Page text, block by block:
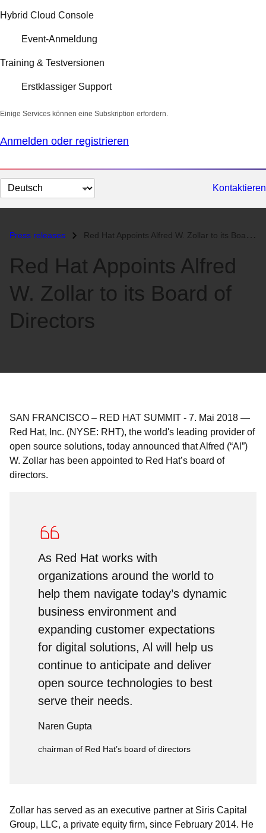
Hybrid Cloud Console
Event-Anmeldung
Training & Testversionen
Erstklassiger Support
Einige Services können eine Subskription erfordern.
Anmelden oder registrieren
Sprache
auswählen
Kontaktieren
Press releases Red Hat Appoints Alfred W. Zollar to its Board of Directors...
Red Hat Appoints Alfred
W. Zollar to its Board of
Directors
SAN FRANCISCO – RED HAT SUMMIT - 7. Mai 2018 —
Red Hat, Inc. (NYSE: RHT), the world's leading provider of
open source solutions, today announced that Alfred (“Al”)
W. Zollar has been appointed to Red Hat’s board of
directors.
As Red Hat works with
organizations around the world to
help them navigate today’s dynamic
business environment and
expanding customer expectations
for digital solutions, Al will help us
continue to anticipate and deliver
open source technologies to best
serve their needs.
Naren Gupta
chairman of Red Hat’s board of directors
Zollar has served as an executive partner at Siris Capital
Group, LLC, a private equity firm, since February 2014. He